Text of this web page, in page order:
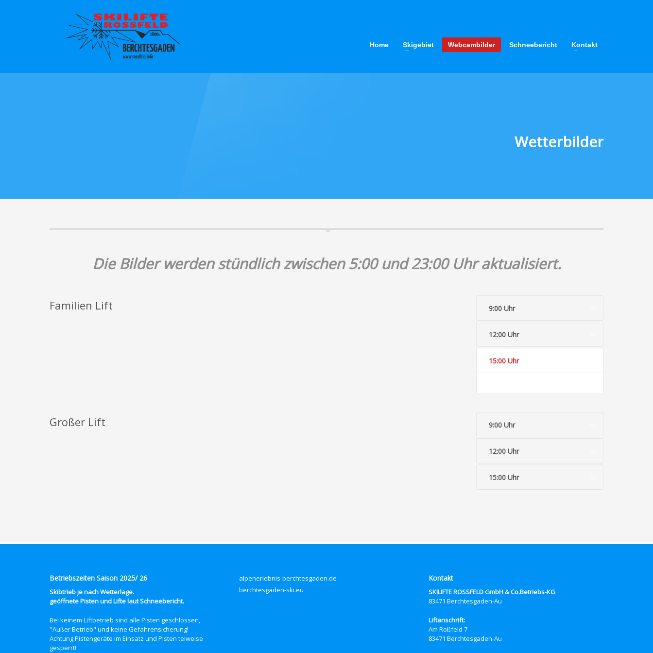
Home Skigebiet Webcambilder Schneebericht Kontakt
Hier geht es zu unserem aktuellen Schneebericht
Wetterbilder
Die Bilder werden stündlich zwischen 5:00 und 23:00 Uhr aktualisiert.
Familien Lift 9:00 Uhr
12:00 Uhr
15:00 Uhr
Großer Lift 9:00 Uhr
12:00 Uhr
15:00 Uhr
Betriebszeiten Saison 2025/ 26
Skibtrieb je nach Wetterlage.
geöffnete Pisten und Lifte laut Schneebericht.
Bei keinem Liftbetrieb sind alle Pisten geschlossen,
"Außer Betrieb" und keine Gefahrensicherung!
Achtung Pistengeräte im Einsatz und Pisten teiweise
gesperrt!
alpenerlebnis-berchtesgaden.de
berchtesgaden-ski.eu
Kontakt
SKILIFTE ROSSFELD GmbH & Co.Betriebs-KG
83471 Berchtesgaden-Au
Liftanschrift:
Am Roßfeld 7
83471 Berchtesgaden-Au